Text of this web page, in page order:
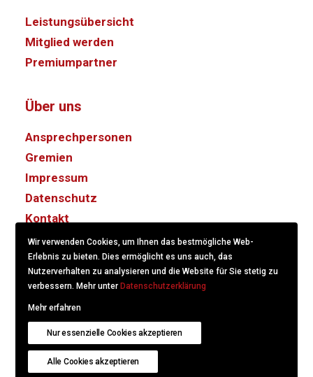
Leistungsübersicht
Mitglied werden
Premiumpartner
Über uns
Ansprechpersonen
Gremien
Impressum
Datenschutz
Kontakt
© 2022KS/CS Kommunikation Schweiz.
hitschdesign.
Wir verwenden Cookies, um Ihnen das bestmögliche Web-
Erlebnis zu bieten. Dies ermöglicht es uns auch, das
Nutzerverhalten zu analysieren und die Website für Sie stetig zu
verbessern. Mehr unter Datenschutzerklärung
Mehr erfahren
Nur essenzielle Cookies akzeptieren
Alle Cookies akzeptieren